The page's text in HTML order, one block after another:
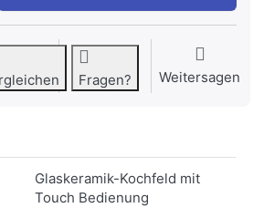
Fragen? Weitersagen
Glaskeramik-Kochfeld mit
Touch Bedienung